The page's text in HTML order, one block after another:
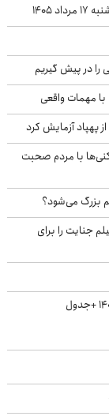
را در پیش گیریم
پهپاد آزمایش کرد
با مردم صحبت
بزرگ می‌شود؟
جنایت را برای